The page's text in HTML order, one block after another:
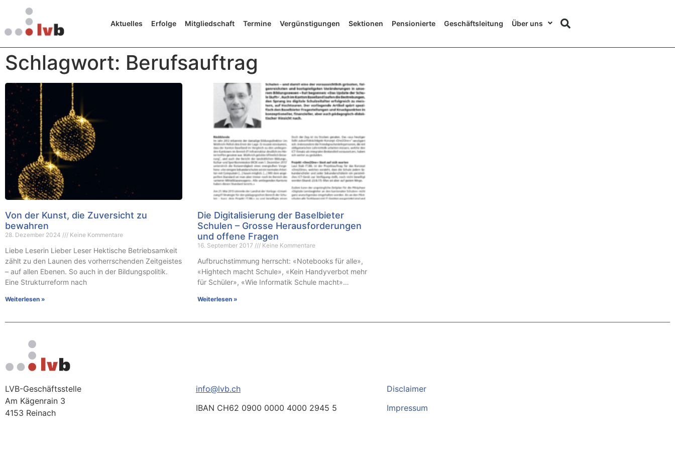
Aktuelles Erfolge Mitgliedschaft Termine Vergünstigungen Sektionen Pensionierte Geschäftsleitung Über uns
Schlagwort: Berufsauftrag
Von der Kunst, die Zuversicht zu
bewahren
28. Dezember 2024 Keine Kommentare
Liebe Leserin Lieber Leser Hektische Betriebsamkeit
zählt zu den Launen des vorherrschenden Zeitgeistes
– auf allen Ebenen. So auch in der Bildungspolitik.
Eine Strukturreform nach
Weiterlesen »
Die Digitalisierung der Baselbieter
Schulen – Grosse Herausforderungen
und offene Fragen
16. September 2017 Keine Kommentare
Aufbruchstimmung herrscht: «Notebooks für alle»,
«Hightech macht Schule», «Kein Handyverbot mehr
für Schüler», «Wie Informatik Schule macht»…
Weiterlesen »
LVB-Geschäftsstelle
Am Kägenrain 3
4153 Reinach
info@lvb.ch
IBAN CH62 0900 0000 4000 2945 5
Disclaimer
Impressum